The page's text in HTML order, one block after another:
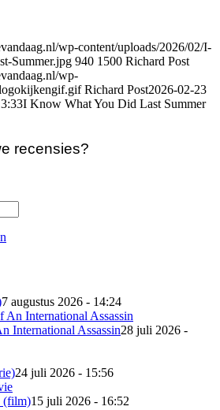
wp-content/uploads/2026/02/I-
Summer.jpg 940 1500 Richard Post
wp-
Richard Post2026-02-23
I Know What You Did Last Summer
recensies?
7 augustus 2026 - 14:24
International Assassin28 juli 2026 -
24 juli 2026 - 15:56
(film)15 juli 2026 - 16:52